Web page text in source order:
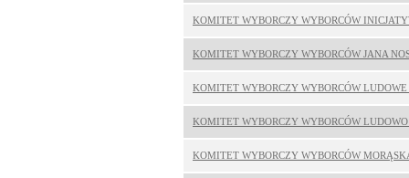
KOMITET WYBORCZY WYBORCÓW
KOMITET WYBORCZY WYBORCÓW JANA
KOMITET WYBORCZY WYBORCÓW
KOMITET WYBORCZY WYBORCÓW
KOMITET WYBORCZY WYBORCÓW